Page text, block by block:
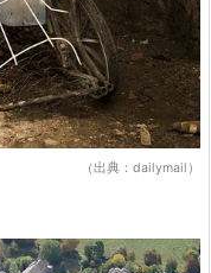
（出典：dailymail）